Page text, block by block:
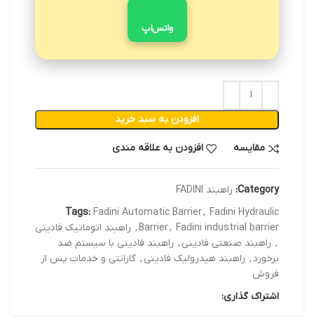
واتس‌اپ
افزودن به سبد خرید
مقایسه افزودن به علاقه مندی
Category: راهبند FADINI
Tags: Fadini Automatic Barrier, Fadini Hydraulic
Barrier, Fadini industrial barrier
, راهبند اتوماتیک فادینی
, راهبند صنعتی فادینی , راهبند فادینی با سیستم ضد
برخورد, راهبند هیدرولیک فادینی , گارانتی و خدمات پس از
فروش
اشتراک گذاری: